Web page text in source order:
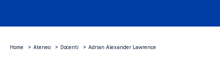
Home Ateneo Docenti Adrian Alexander Lawrence